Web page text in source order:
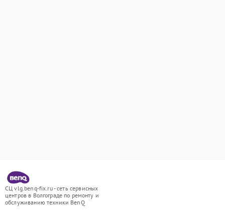
СЦ vlg.benq-fix.ru - сеть сервисных
центров в Волгограде по ремонту и
обслуживанию техники BenQ